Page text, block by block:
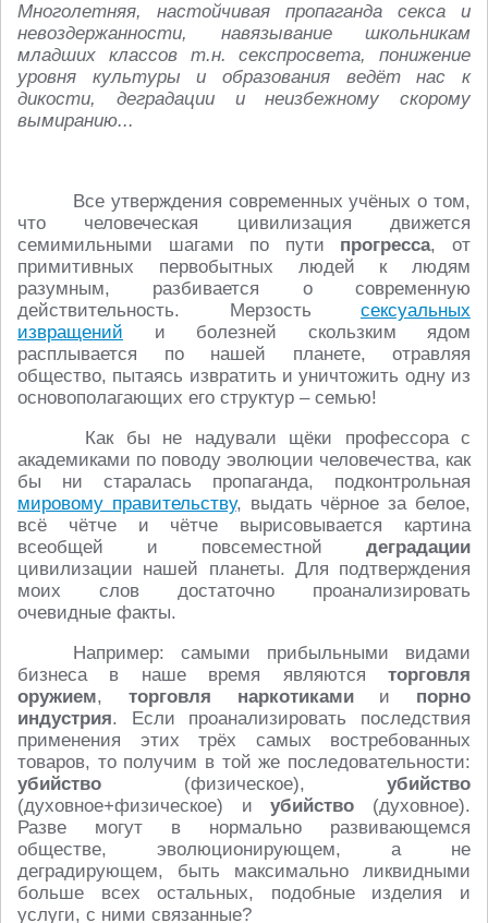
Многолетняя, настойчивая пропаганда секса и
невоздержанности, навязывание школьникам
младших классов т.н. секспросвета, понижение
уровня культуры и образования ведёт нас к
дикости, деградации и неизбежному скорому
вымиранию...
Все утверждения современных учёных о том,
что человеческая цивилизация движется
семимильными шагами по пути прогресса, от
примитивных первобытных людей к людям
разумным, разбивается о современную
действительность. Мерзость сексуальных
извращений и болезней скользким ядом
расплывается по нашей планете, отравляя
общество, пытаясь извратить и уничтожить одну из
основополагающих его структур – семью!
Как бы не надували щёки профессора с
академиками по поводу эволюции человечества, как
бы ни старалась пропаганда, подконтрольная
мировому правительству, выдать чёрное за белое,
всё чётче и чётче вырисовывается картина
всеобщей и повсеместной деградации
цивилизации нашей планеты. Для подтверждения
моих слов достаточно проанализировать
очевидные факты.
Например: самыми прибыльными видами
бизнеса в наше время являются торговля
оружием, торговля наркотикамии порно
индустрия. Если проанализировать последствия
применения этих трёх самых востребованных
товаров, то получим в той же последовательности:
убийство (физическое), убийство
(духовное+физическое) иубийство (духовное).
Разве могут в нормально развивающемся
обществе, эволюционирующем, а не
деградирующем, быть максимально ликвидными
больше всех остальных, подобные изделия и
услуги, с ними связанные?